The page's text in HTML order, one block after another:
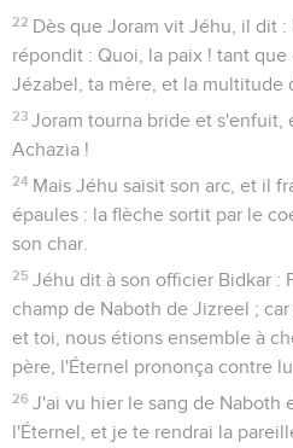
22 Dès que Joram vit Jéhu, il dit :
répondit : Quoi, la paix ! tant
Jézabel, ta mère, et la multitude
23 Joram tourna bride et s'enfuit,
Achazia !
24 Mais Jéhu saisit son arc, et il
épaules : la flèche sortit par le
son char.
25 Jéhu dit à son officier Bidkar :
champ de Naboth de Jizreel ;
et toi, nous étions ensemble à
père, l'Éternel prononça contre
26 J'ai vu hier le sang de Naboth
l'Éternel, et je te rendrai la